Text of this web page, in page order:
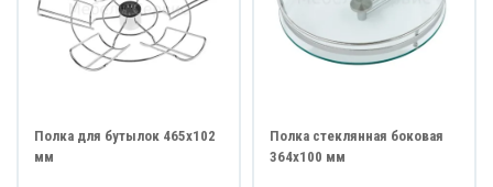
Полка для бутылок 465х102
мм
Полка стеклянная боковая
364х100 мм